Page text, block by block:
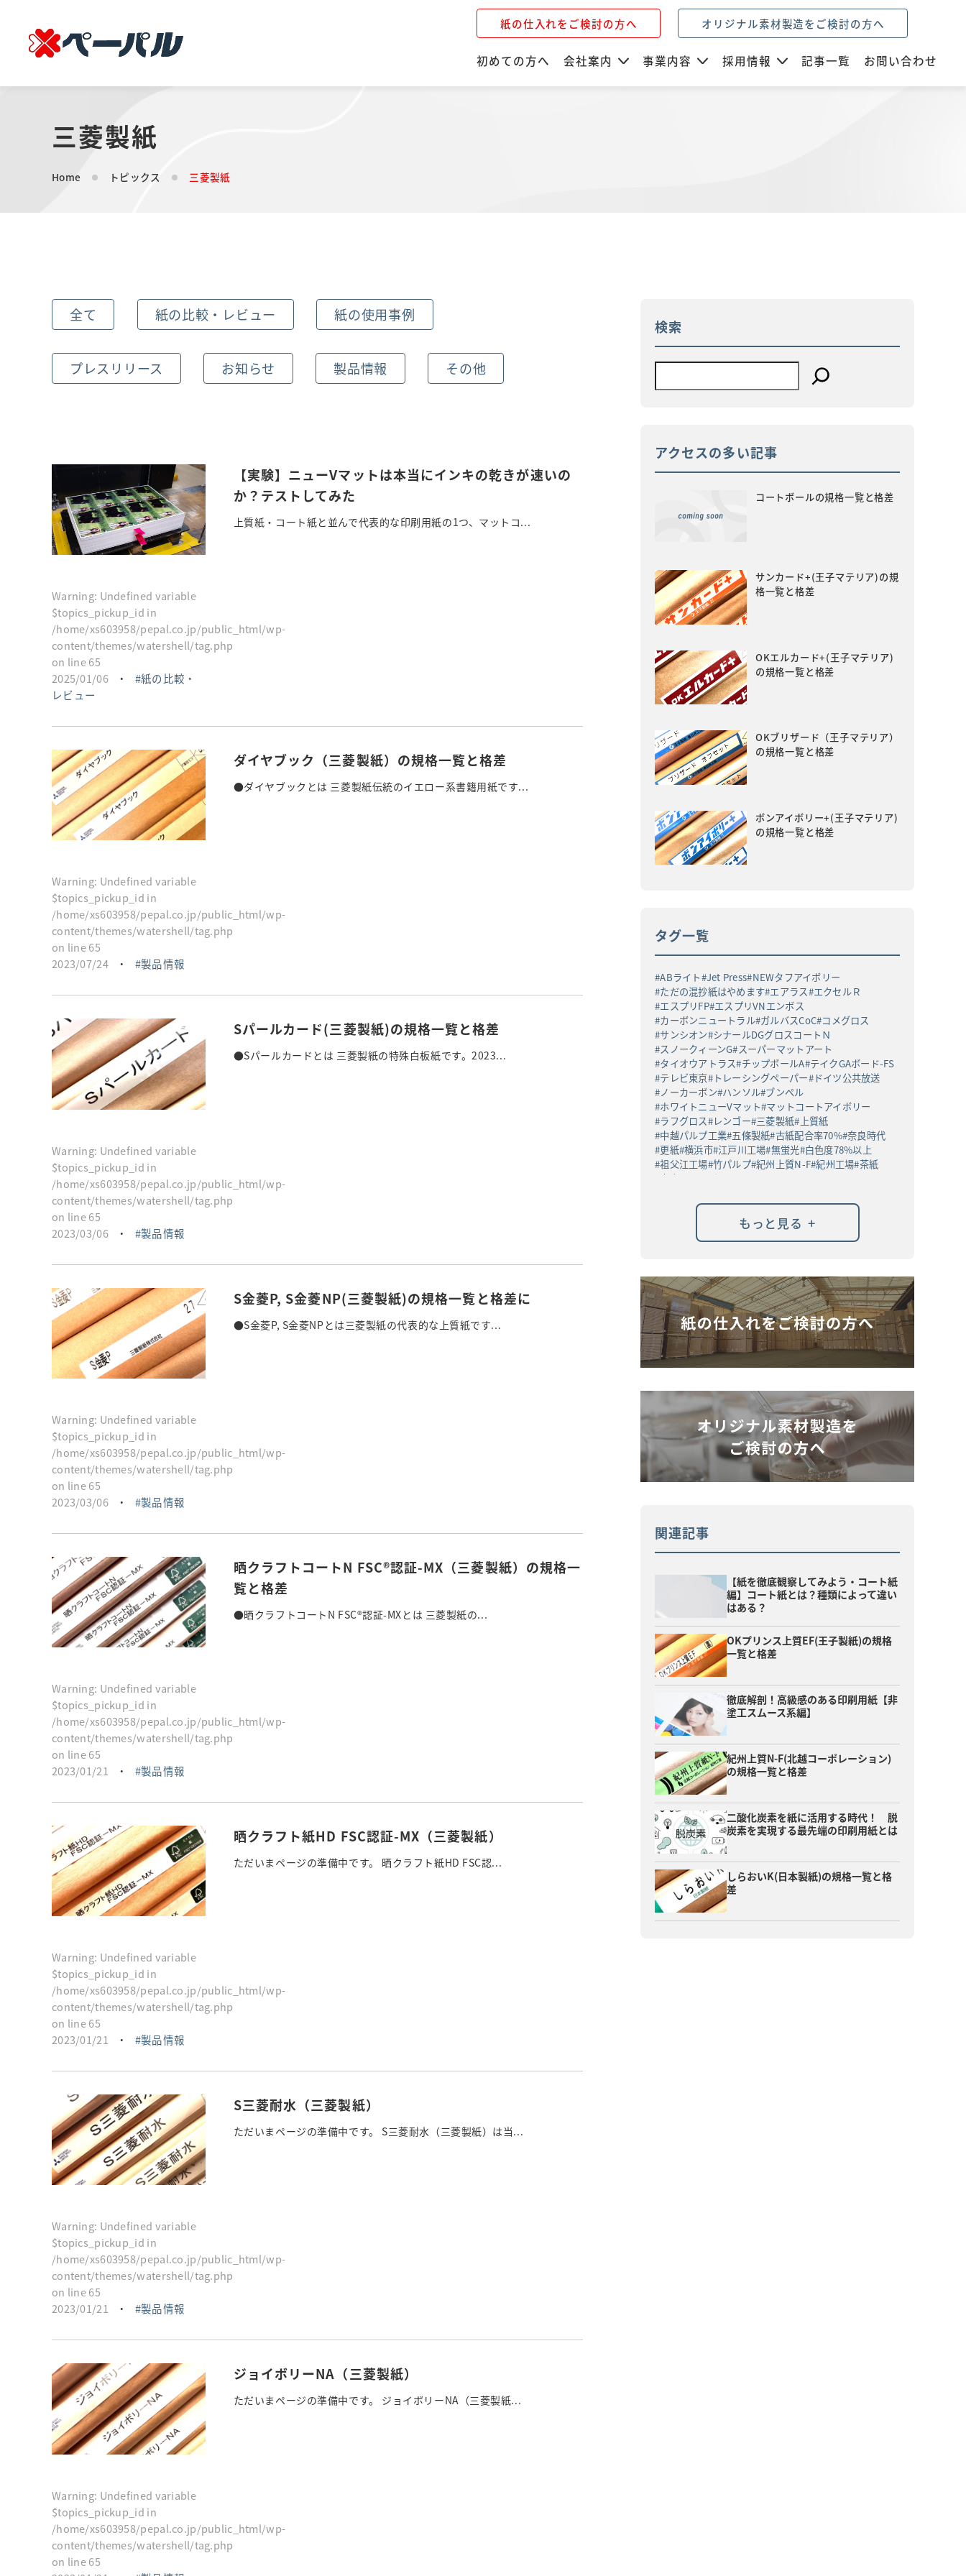
紙の仕入れをご検討の方へ オリジナル素材製造をご検討の方へ
初めての方へ 会社案内 事業内容 採用情報 記事一覧 お問い合わせ
三菱製紙
Home トピックス 三菱製紙
全て 紙の比較・レビュー 紙の使用事例
プレスリリース お知らせ 製品情報 その他
Warning: Undefined variable
$topics_pickup_id in
/home/xs603958/pepal.co.jp/public_html/wp-
content/themes/watershell/tag.php
on line65
2025/01/06
・
紙の比較・
レビュー
【実験】ニューVマットは本当にインキの乾きが速いの
か？テストしてみた
上質紙・コート紙と並んで代表的な印刷用紙の1つ、マットコ...
Warning: Undefined variable
$topics_pickup_id in
/home/xs603958/pepal.co.jp/public_html/wp-
content/themes/watershell/tag.php
on line65
2023/07/24
・ 製品情報
ダイヤブック（三菱製紙）の規格一覧と格差
●ダイヤブックとは 三菱製紙伝統のイエロー系書籍用紙です...
Warning: Undefined variable
$topics_pickup_id in
/home/xs603958/pepal.co.jp/public_html/wp-
content/themes/watershell/tag.php
on line65
2023/03/06
・ 製品情報
Sパールカード(三菱製紙)の規格一覧と格差
●Sパールカードとは 三菱製紙の特殊白板紙です。2023...
Warning: Undefined variable
$topics_pickup_id in
/home/xs603958/pepal.co.jp/public_html/wp-
content/themes/watershell/tag.php
on line65
2023/03/06
・ 製品情報
S金菱P, S金菱NP(三菱製紙)の規格一覧と格差に
●S金菱P, S金菱NPとは三菱製紙の代表的な上質紙です...
Warning: Undefined variable
$topics_pickup_id in
/home/xs603958/pepal.co.jp/public_html/wp-
content/themes/watershell/tag.php
on line65
2023/01/21
・ 製品情報
晒クラフトコートN FSC®認証-MX（三菱製紙）の規格一
覧と格差
●晒クラフトコートN FSC®認証-MXとは 三菱製紙の...
Warning: Undefined variable
$topics_pickup_id in
/home/xs603958/pepal.co.jp/public_html/wp-
content/themes/watershell/tag.php
on line65
2023/01/21
・ 製品情報
晒クラフト紙HD FSC認証-MX（三菱製紙）
ただいまページの準備中です。 晒クラフト紙HD FSC認...
Warning: Undefined variable
$topics_pickup_id in
/home/xs603958/pepal.co.jp/public_html/wp-
content/themes/watershell/tag.php
on line65
2023/01/21
・ 製品情報
S三菱耐水（三菱製紙）
ただいまページの準備中です。 S三菱耐水（三菱製紙）は当...
Warning: Undefined variable
$topics_pickup_id in
/home/xs603958/pepal.co.jp/public_html/wp-
content/themes/watershell/tag.php
on line65
ジョイボリーNA（三菱製紙）
ただいまページの準備中です。 ジョイボリーNA（三菱製紙...
検索
アクセスの多い記事
コートボールの規格一覧と格差
サンカード+(王子マテリア)の規
格一覧と格差
OKエルカード+(王子マテリア)
の規格一覧と格差
OKブリザード（王子マテリア）
の規格一覧と格差
ボンアイボリー+(王子マテリア)
の規格一覧と格差
タグ一覧
ABライト Jet Press NEWタフアイボリー
ただの混抄紙はやめます エアラス エクセルＲ
エスプリFP エスプリVNエンボス
カーボンニュートラル ガルバスCoC コメグロス
サンシオン シナールDGグロスコートＮ
スノークィーンG スーパーマットアート
タイオウアトラス チップボールA テイクGAボード-FS
テレビ東京 トレーシングペーパー ドイツ公共放送
ノーカーボン ハンソル ブンペル
ホワイトニューVマット マットコートアイボリー
ラフグロス レンゴー 三菱製紙
上質紙
中越パルプ工業 五條製紙 古紙配合率70% 奈良時代
更紙 横浜市 江戸川工場 無蛍光 白色度78%以上
祖父江工場 竹パルプ 紀州上質N-F 紀州工場 茶紙
高白ラフバガス
もっと見る +
関連記事
【紙を徹底観察してみよう・コート紙
編】コート紙とは？種類によって違い
はある？
OKプリンス上質EF(王子製紙)の規格
一覧と格差
徹底解剖！高級感のある印刷用紙【非
塗工スムース系編】
紀州上質N-F(北越コーポレーション)
の規格一覧と格差
二酸化炭素を紙に活用する時代！ 脱
炭素を実現する最先端の印刷用紙とは
しらおいK(日本製紙)の規格一覧と格
差